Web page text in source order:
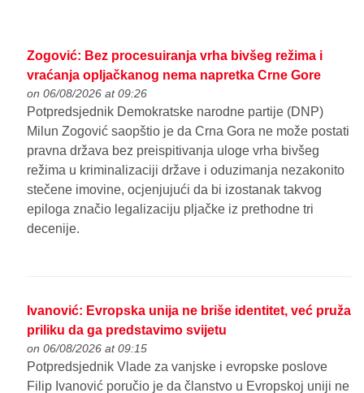
Zogović: Bez procesuiranja vrha bivšeg režima i
vraćanja opljačkanog nema napretka Crne Gore
on 06/08/2026 at 09:26
Potpredsjednik Demokratske narodne partije (DNP)
Milun Zogović saopštio je da Crna Gora ne može postati
pravna država bez preispitivanja uloge vrha bivšeg
režima u kriminalizaciji države i oduzimanja nezakonito
stečene imovine, ocjenjujući da bi izostanak takvog
epiloga značio legalizaciju pljačke iz prethodne tri
decenije.
Ivanović: Evropska unija ne briše identitet, već pruža
priliku da ga predstavimo svijetu
on 06/08/2026 at 09:15
Potpredsjednik Vlade za vanjske i evropske poslove
Filip Ivanović poručio je da članstvo u Evropskoj uniji ne